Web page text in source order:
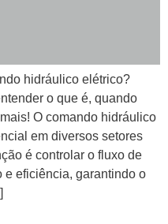
hidráulico elétrico?
o que é, quando
O comando hidráulico
em diversos setores
é controlar o fluxo de
eficiência, garantindo o